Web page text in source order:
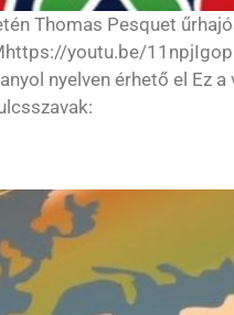
Thomas Pesquet
youtu.be/
nyelven érhető el